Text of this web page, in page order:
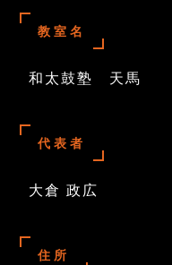
教室名
和太鼓塾 天馬
代表者
大倉 政広
住所